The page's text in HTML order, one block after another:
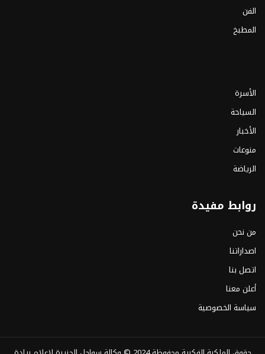
الفن
المطبخ
الأسرة
السياحة
الأخبار
منوعات
الرياضة
روابط مفيدة
من نحن
اصداراتنا
اتصل بنا
أعلن معنا
سياسة الخصوصية